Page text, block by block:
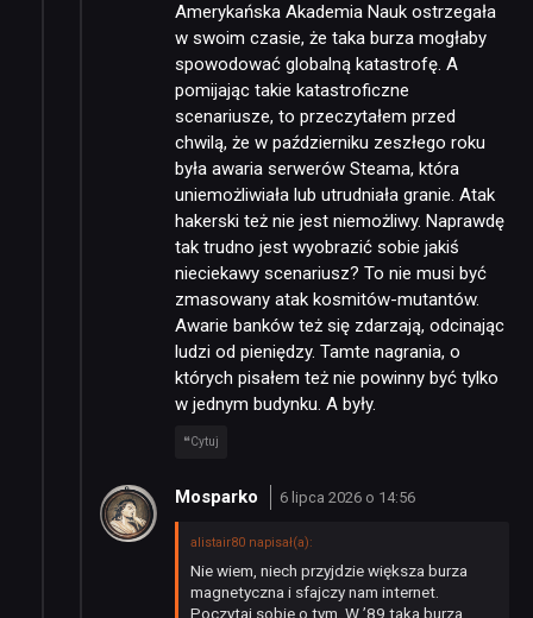
Amerykańska Akademia Nauk ostrzegała
w swoim czasie, że taka burza mogłaby
spowodować globalną katastrofę. A
pomijając takie katastroficzne
scenariusze, to przeczytałem przed
chwilą, że w październiku zeszłego roku
była awaria serwerów Steama, która
uniemożliwiała lub utrudniała granie. Atak
hakerski też nie jest niemożliwy. Naprawdę
tak trudno jest wyobrazić sobie jakiś
nieciekawy scenariusz? To nie musi być
zmasowany atak kosmitów-mutantów.
Awarie banków też się zdarzają, odcinając
ludzi od pieniędzy. Tamte nagrania, o
których pisałem też nie powinny być tylko
w jednym budynku. A były.
Cytuj
Mosparko 6 lipca 2026 o 14:56
alistair80 napisał(a):
Nie wiem, niech przyjdzie większa burza
magnetyczna i sfajczy nam internet.
Poczytaj sobie o tym. W ’89 taka burza